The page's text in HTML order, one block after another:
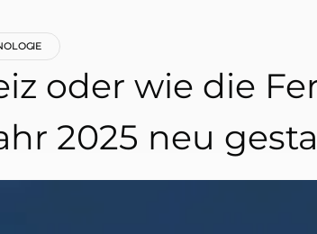
oder wie die
2025 neu